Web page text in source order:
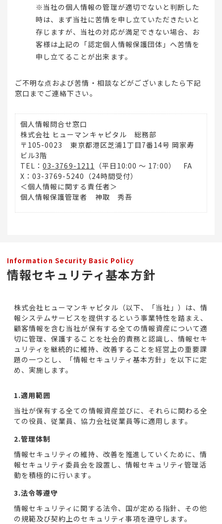
※当社の個人情報の管理が適切でないと判断した
時は、まず当社に苦情を申し立ていただきたいと
存じますが、当社の対応が満足できない場合、お
客様は上記の「認定個人情報保護団体」へ苦情を
申し立てることが出来ます。
ご不明な点および苦情・相談などがございましたら下記
窓口までご連絡下さい。
個人情報問合せ窓口
株式会社 ヒューマンキャピタル 総務部
〒105-0023 東京都港区芝浦1丁目7番14号 岡家寿
ビル3階
TEL：03-3769-1211
（平日10:00 ～ 17:00） FA
X：03-3769-5240（24時間受付）
＜個人情報に関する責任者＞
個人情報保護管理者 神取 秀吾
Information Security Basic Policy
情報セキュリティ基本方針
株式会社ヒューマンキャピタル（以下、「当社」）は、情
報システムサービスを提供するという事業特性を踏まえ、
顧客情報を含む当社が保有する全ての情報資産について適
切に管理、保護することを社会的責務と認識し、情報セキ
ュリティを継続的に維持、改善することを経営上の重要課
題の一つとし、「情報セキュリティ基本方針」を以下に定
め、実施します。
1.適用範囲
当社が保有する全ての情報資産並びに、それらに関わる全
ての役員、従業員、協力会社従業員等に適用します。
2.管理体制
情報セキュリティの維持、改善を推進していくために、情
報セキュリティ委員会を設置し、情報セキュリティ管理活
動を積極的に行います。
3.法令等遵守
情報セキュリティに関する法令、国が定める指針、その他
の規範及び契約上のセキュリティ事項を遵守します。